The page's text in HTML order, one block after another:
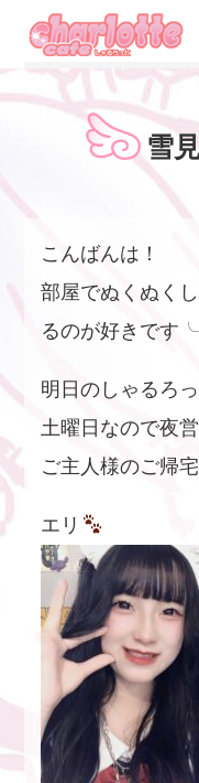
雪
こんばんは！
部屋でぬくぬく
るのが好きです
明日のしゃるろ
土曜日なので夜
ご主人様のご帰
エリ